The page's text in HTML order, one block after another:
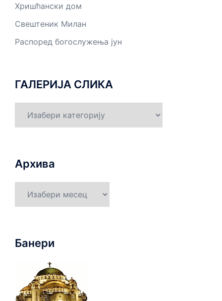
Хришћански дом
Свештеник Милан
Распоред богослужења јун
ГАЛЕРИЈА СЛИКА
СЛИКА
Архива
Банери